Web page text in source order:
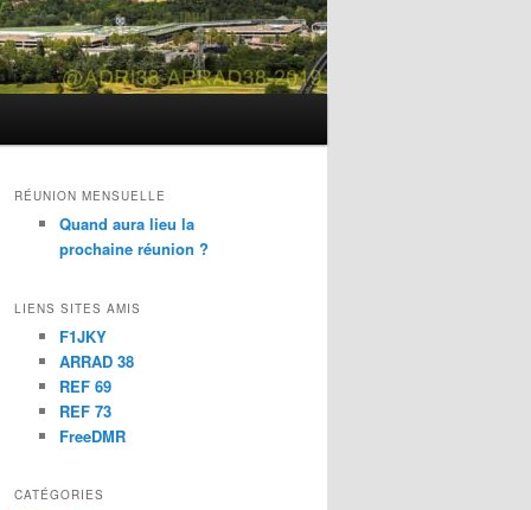
RÉUNION MENSUELLE
Quand aura lieu la
prochaine réunion ?
LIENS SITES AMIS
F1JKY
ARRAD 38
REF 69
REF 73
FreeDMR
CATÉGORIES